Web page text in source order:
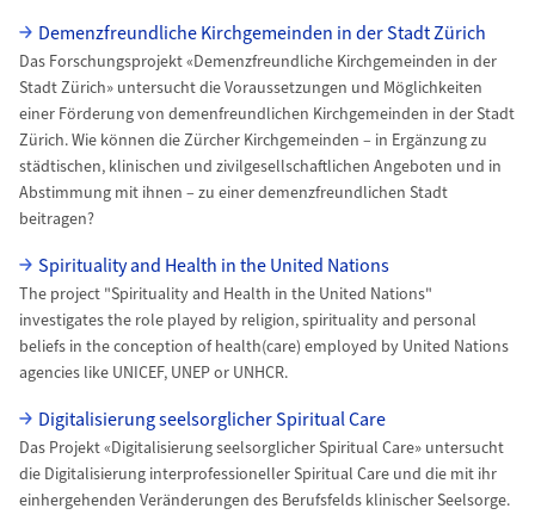
Demenzfreundliche Kirchgemeinden in der Stadt Zürich
Das Forschungsprojekt «Demenzfreundliche Kirchgemeinden in der
Stadt Zürich» untersucht die Voraussetzungen und Möglichkeiten
einer Förderung von demenfreundlichen Kirchgemeinden in der Stadt
Zürich. Wie können die Zürcher Kirchgemeinden – in Ergänzung zu
städtischen, klinischen und zivilgesellschaftlichen Angeboten und in
Abstimmung mit ihnen – zu einer demenzfreundlichen Stadt
beitragen?
Spirituality and Health in the United Nations
The project "Spirituality and Health in the United Nations"
investigates the role played by religion, spirituality and personal
beliefs in the conception of health(care) employed by United Nations
agencies like UNICEF, UNEP or UNHCR.
Digitalisierung seelsorglicher Spiritual Care
Das Projekt «Digitalisierung seelsorglicher Spiritual Care» untersucht
die Digitalisierung interprofessioneller Spiritual Care und die mit ihr
einhergehenden Veränderungen des Berufsfelds klinischer Seelsorge.